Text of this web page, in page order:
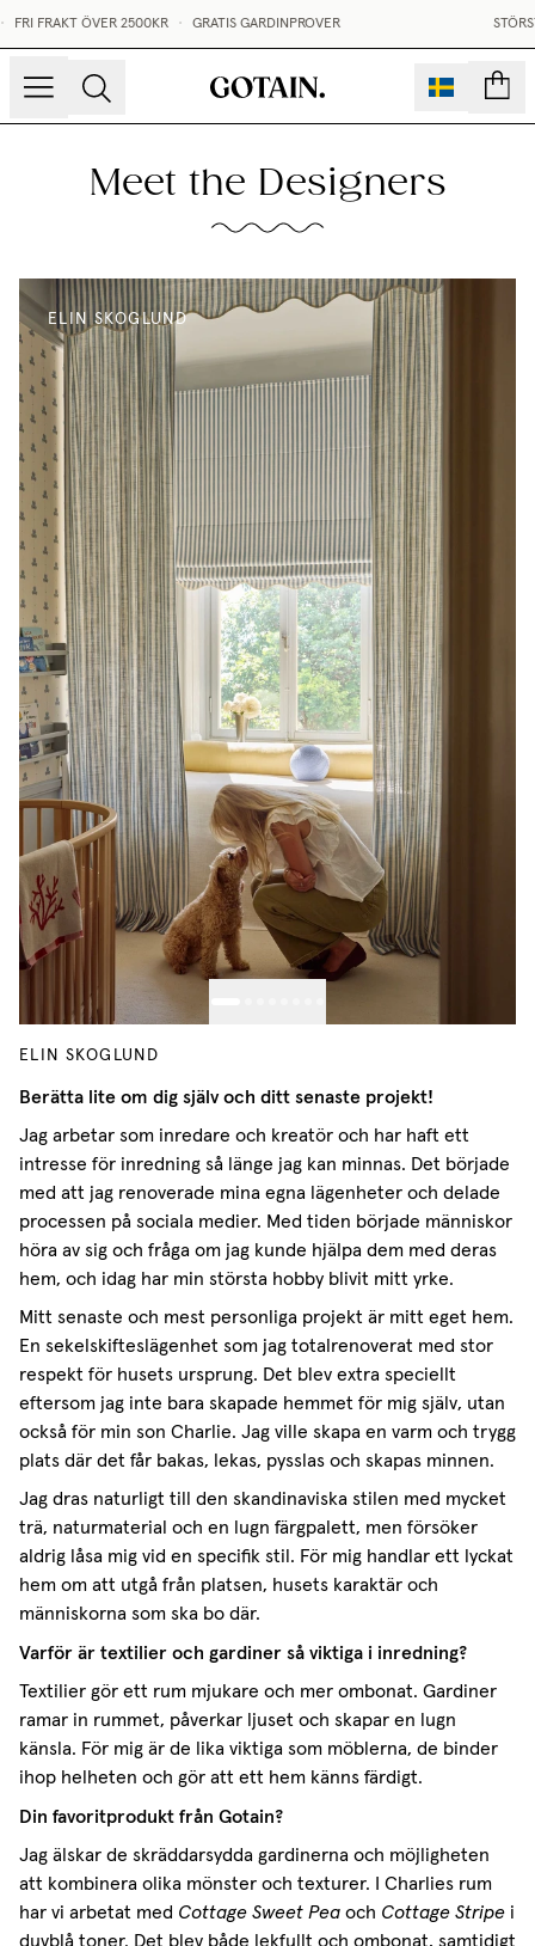
GRATIS GARDINPROVER STÖRST I SVERIGE PÅ
Meet the Designers
ELIN SKOGLUND
ELIN SKOGLUND
Berätta lite om dig själv och ditt senaste projekt!
Jag arbetar som inredare och kreatör och har haft ett
intresse för inredning så länge jag kan minnas. Det började
med att jag renoverade mina egna lägenheter och delade
processen på sociala medier. Med tiden började människor
höra av sig och fråga om jag kunde hjälpa dem med deras
hem, och idag har min största hobby blivit mitt yrke.
Mitt senaste och mest personliga projekt är mitt eget hem.
En sekelskifteslägenhet som jag totalrenoverat med stor
respekt för husets ursprung. Det blev extra speciellt
eftersom jag inte bara skapade hemmet för mig själv, utan
också för min son Charlie. Jag ville skapa en varm och trygg
plats där det får bakas, lekas, pysslas och skapas minnen.
Jag dras naturligt till den skandinaviska stilen med mycket
trä, naturmaterial och en lugn färgpalett, men försöker
aldrig låsa mig vid en specifik stil. För mig handlar ett lyckat
hem om att utgå från platsen, husets karaktär och
människorna som ska bo där.
Varför är textilier och gardiner så viktiga i inredning?
Textilier gör ett rum mjukare och mer ombonat. Gardiner
ramar in rummet, påverkar ljuset och skapar en lugn
känsla. För mig är de lika viktiga som möblerna, de binder
ihop helheten och gör att ett hem känns färdigt.
Din favoritprodukt från Gotain?
Jag älskar de skräddarsydda gardinerna och möjligheten
att kombinera olika mönster och texturer. I Charlies rum
har vi arbetat med Cottage Sweet Pea och Cottage Stripe i
duvblå toner. Det blev både lekfullt och ombonat, samtidigt